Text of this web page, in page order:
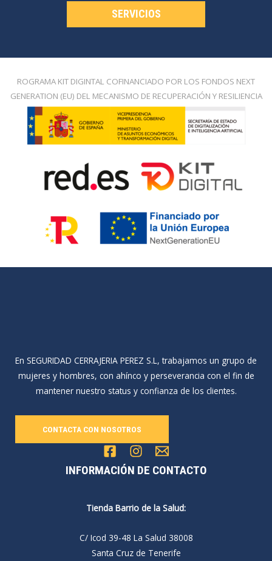
SERVICIOS
ROGRAMA KIT DIGINTAL COFINANCIADO POR LOS FONDOS NEXT
GENERATION (EU) DEL MECANISMO DE RECUPERACIÓN Y RESILIENCIA​
En SEGURIDAD CERRAJERIA PEREZ S.L, trabajamos un grupo de
mujeres y hombres, con ahínco y perseverancia con el fin de
mantener nuestro status y confianza de los clientes.
CONTACTA CON NOSOTROS
INFORMACIÓN DE CONTACTO
Tienda Barrio de la Salud:
C/ Icod 39-48 La Salud 38008
Santa Cruz de Tenerife